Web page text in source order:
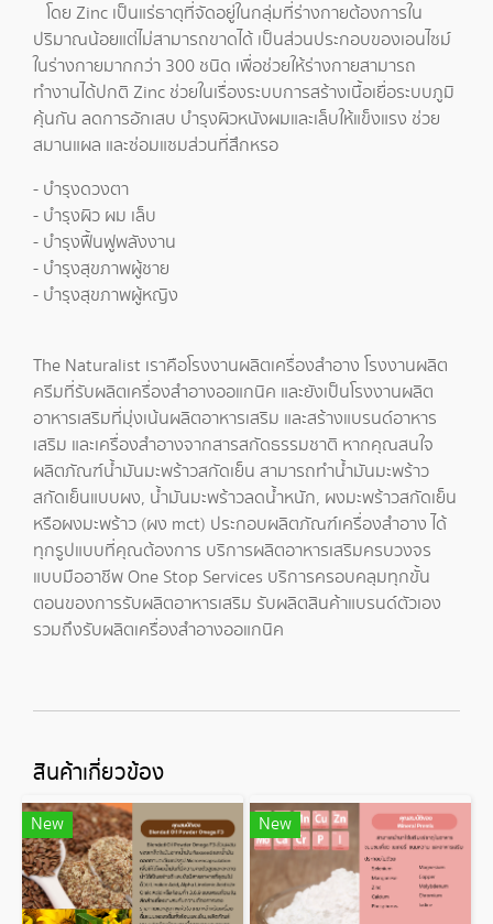
โดย Zinc เป็นแร่ธาตุที่จัดอยู่ในกลุ่มที่ร่างกายต้องการใน
ปริมาณน้อยแต่ไม่สามารถขาดได้ เป็นส่วนประกอบของเอนไซม์
ในร่างกายมากกว่า 300 ชนิด เพื่อช่วยให้ร่างกายสามารถ
ทำงานได้ปกติ Zinc ช่วยในเรื่องระบบการสร้างเนื้อเยื่อระบบภูมิ
คุ้นกัน ลดการอักเสบ บำรุงผิวหนังผมและเล็บให้แข็งแรง ช่วย
สมานแผล และซ่อมแซมส่วนที่สึกหรอ
- บำรุงดวงตา
- บำรุงผิว ผม เล็บ
- บำรุงฟื้นฟูพลังงาน
- บำรุงสุขภาพผู้ชาย
- บำรุงสุขภาพผู้หญิง
The Naturalist เราคือโรงงานผลิตเครื่องสำอาง โรงงานผลิต
ครีมที่รับผลิตเครื่องสำอางออแกนิค และยังเป็นโรงงานผลิต
อาหารเสริมที่มุ่งเน้นผลิตอาหารเสริม และสร้างแบรนด์อาหาร
เสริม และเครื่องสำอางจากสารสกัดธรรมชาติ หากคุณสนใจ
ผลิตภัณฑ์น้ำมันมะพร้าวสกัดเย็น สามารถทำน้ำมันมะพร้าว
สกัดเย็นแบบผง, น้ำมันมะพร้าวลดน้ำหนัก, ผงมะพร้าวสกัดเย็น
หรือผงมะพร้าว (ผง mct) ประกอบผลิตภัณฑ์เครื่องสำอาง ได้
ทุกรูปแบบที่คุณต้องการ บริการผลิตอาหารเสริมครบวงจร
แบบมืออาชีพ One Stop Services บริการครอบคลุมทุกขั้น
ตอนของการรับผลิตอาหารเสริม รับผลิตสินค้าแบรนด์ตัวเอง
รวมถึงรับผลิตเครื่องสำอางออแกนิค
สินค้าเกี่ยวข้อง
New New